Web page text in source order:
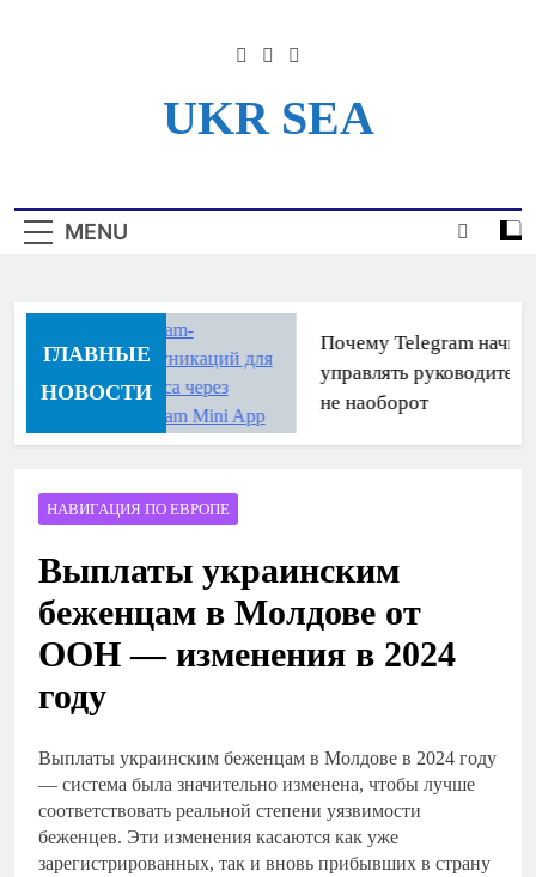
UKR SEA
Для Моряков Украины
MENU
ГЛАВНЫЕ
НОВОСТИ
Почему Telegram
управлять
не наоборот
НАВИГАЦИЯ ПО ЕВРОПЕ
Выплаты украинским
беженцам в Молдове от
ООН — изменения в 2024
году
Выплаты украинским беженцам в Молдове в 2024 году
— система была значительно изменена, чтобы лучше
соответствовать реальной степени уязвимости
беженцев. Эти изменения касаются как уже
зарегистрированных, так и вновь прибывших в страну